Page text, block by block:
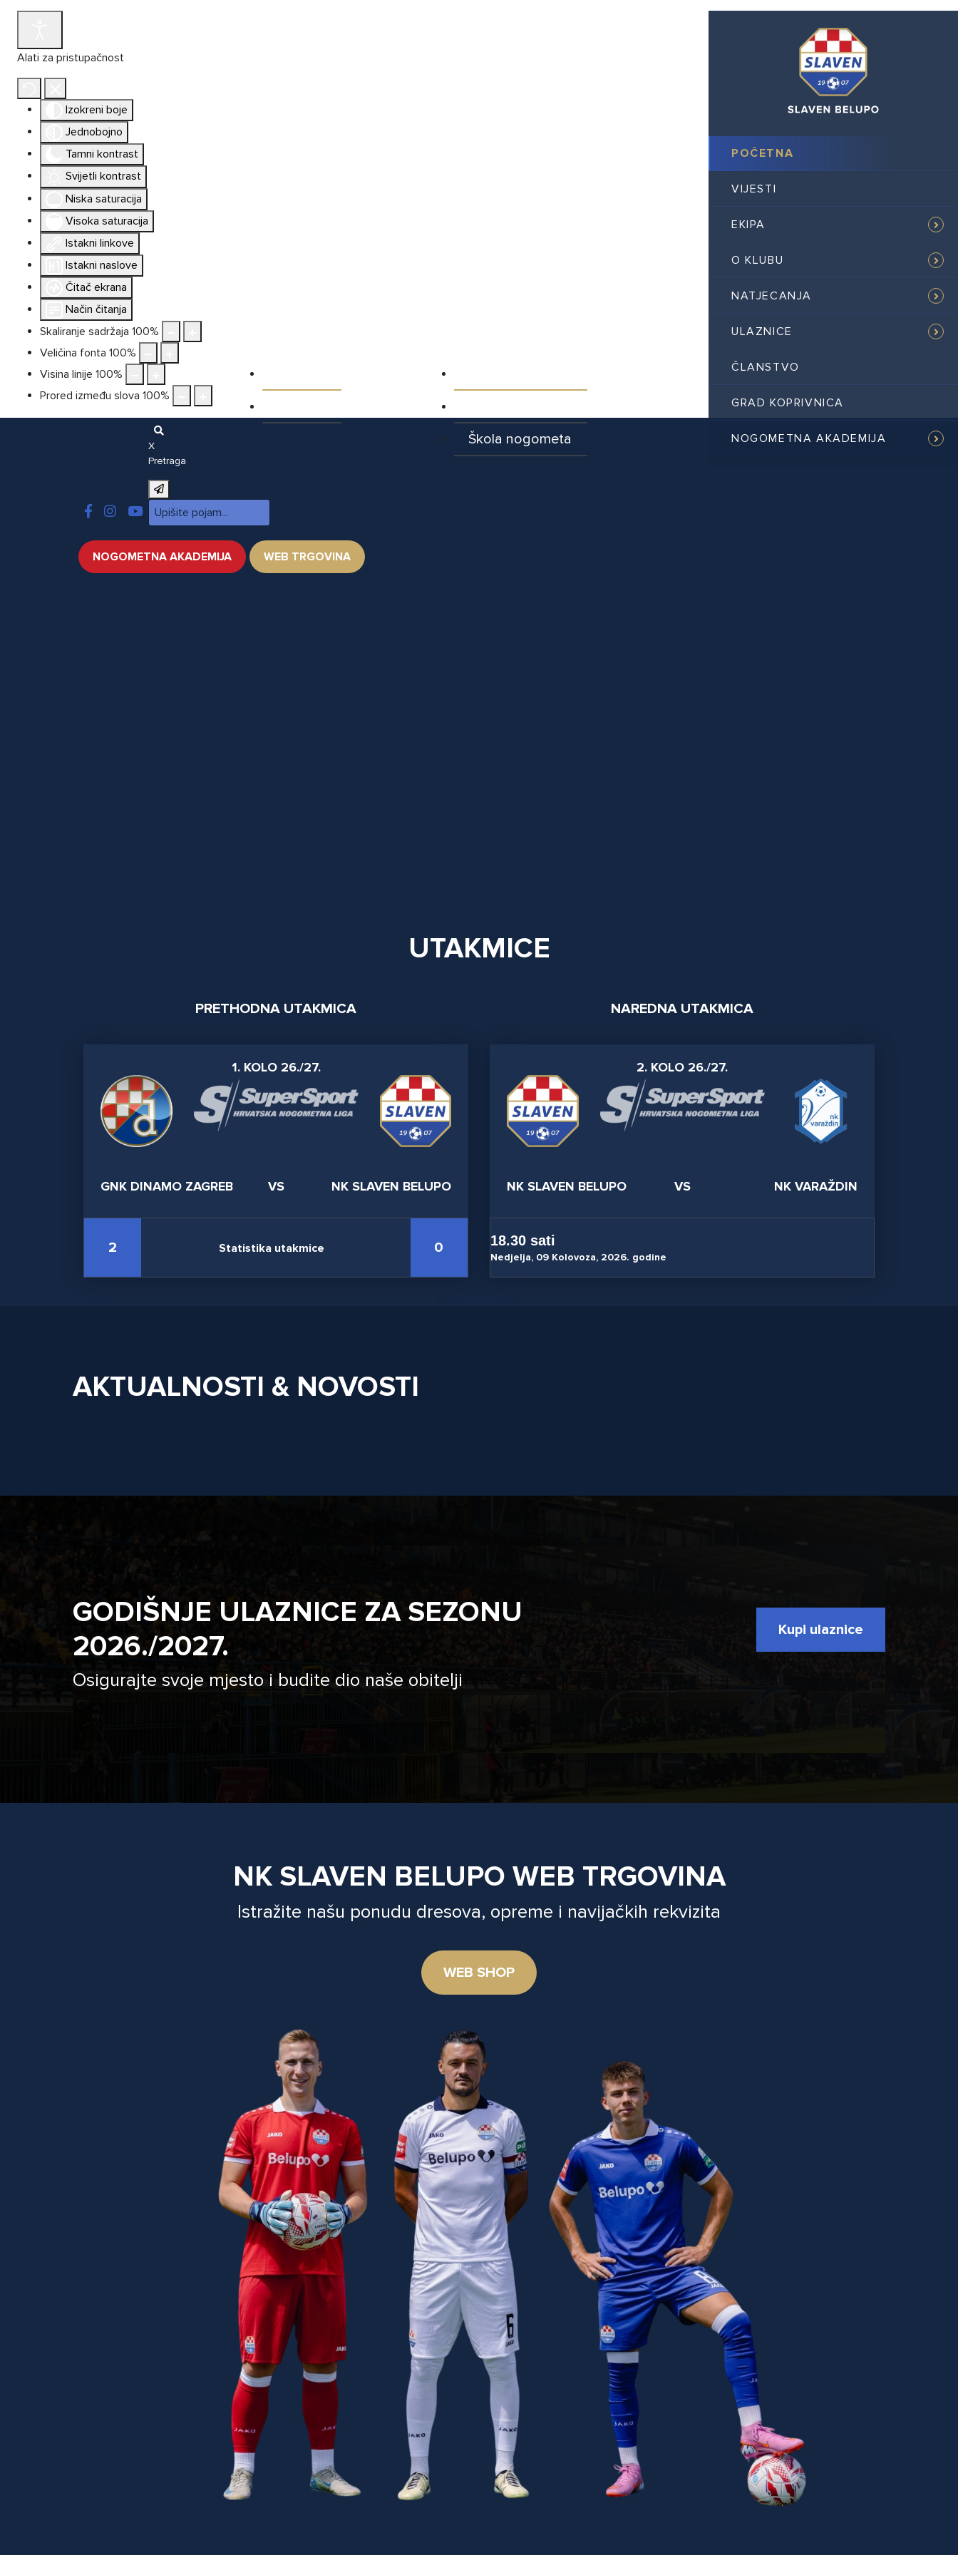
Alati za pristupačnost
Izokreni boje
Jednobojno
Tamni kontrast
Svijetli kontrast
Niska saturacija
Visoka saturacija
Istakni linkove
Istakni naslove
Čitač ekrana
Način čitanja
Skaliranje sadržaja 100%
Veličina fonta 100%
Visina linije 100%
Prored između slova 100%
X
Pretraga
NOGOMETNA AKADEMIJA WEB TRGOVINA
UTAKMICE
PRETHODNA UTAKMICA
1. KOLO 26./27.
GNK DINAMO ZAGREB VS NK SLAVEN BELUPO
2 Statistika utakmice 0
NAREDNA UTAKMICA
2. KOLO 26./27.
NK SLAVEN BELUPO VS NK VARAŽDIN
18.30 sati
Nedjelja, 09 Kolovoza, 2026. godine
AKTUALNOSTI & NOVOSTI
Škola nogometa
GODIŠNJE ULAZNICE ZA SEZONU
2026./2027.
Osigurajte svoje mjesto i budite dio naše obitelji
Kupi ulaznice
NK SLAVEN BELUPO WEB TRGOVINA
Istražite našu ponudu dresova, opreme i navijačkih rekvizita
WEB SHOP
POČETNA
VIJESTI
EKIPA
O KLUBU
NATJECANJA
ULAZNICE
ČLANSTVO
GRAD KOPRIVNICA
NOGOMETNA AKADEMIJA